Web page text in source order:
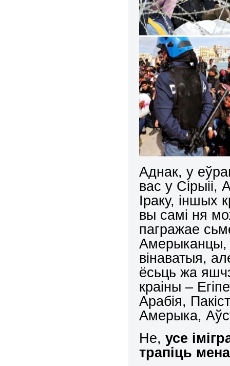
Аднак, у
вас у Сірыіі,
Іраку, іншых
вы самі ня
пагражае
Амерыканцы,
вінаватыя,
ёсьць жа
краіны –
Арабія,
Амерыка,
Не,усе
трапіць